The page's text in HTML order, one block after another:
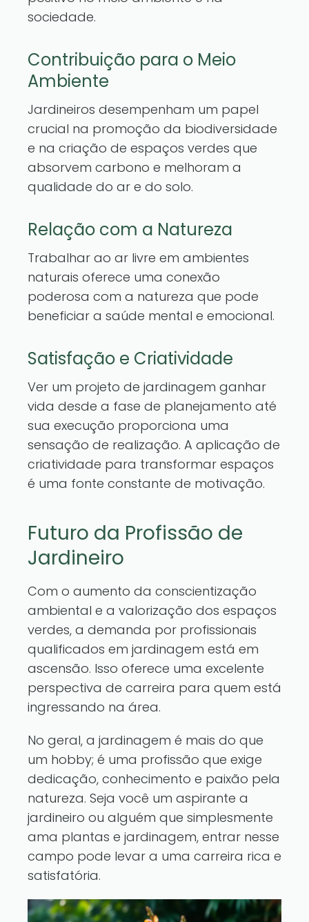
sociedade.
Contribuição para o Meio
Ambiente
Jardineiros desempenham um papel
crucial na promoção da biodiversidade
e na criação de espaços verdes que
absorvem carbono e melhoram a
qualidade do ar e do solo.
Relação com a Natureza
Trabalhar ao ar livre em ambientes
naturais oferece uma conexão
poderosa com a natureza que pode
beneficiar a saúde mental e emocional.
Satisfação e Criatividade
Ver um projeto de jardinagem ganhar
vida desde a fase de planejamento até
sua execução proporciona uma
sensação de realização. A aplicação de
criatividade para transformar espaços
é uma fonte constante de motivação.
Futuro da Profissão de
Jardineiro
Com o aumento da conscientização
ambiental e a valorização dos espaços
verdes, a demanda por profissionais
qualificados em jardinagem está em
ascensão. Isso oferece uma excelente
perspectiva de carreira para quem está
ingressando na área.
No geral, a jardinagem é mais do que
um hobby; é uma profissão que exige
dedicação, conhecimento e paixão pela
natureza. Seja você um aspirante a
jardineiro ou alguém que simplesmente
ama plantas e jardinagem, entrar nesse
campo pode levar a uma carreira rica e
satisfatória.